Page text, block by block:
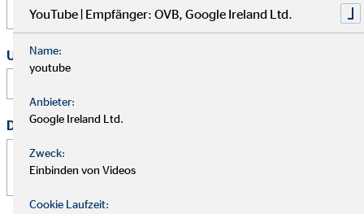
Uhrzeit
Deine Nachricht *
YouTube | Empfänger: OVB, Google Ireland Ltd.
Name:
youtube
Anbieter:
Google Ireland Ltd.
Zweck:
Einbinden von Videos
Cookie Laufzeit: